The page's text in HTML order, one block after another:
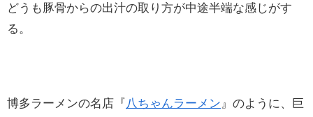
どうも豚骨からの出汁の取り方が中途半端な感じがす
る。
博多ラーメンの名店『 八ちゃんラーメン』のように、巨